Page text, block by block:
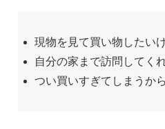
現物を見て買い物したい
自分の家まで訪問してく
つい買いすぎてしまうか